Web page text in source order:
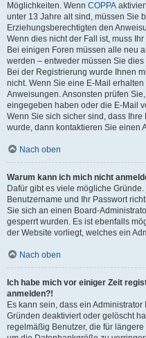
Möglichkeiten. Wenn COPPA
unter 13 Jahre alt sind, müssen Sie
Erziehungsberechtigten den
Wenn dies nicht der Fall ist, muss
Bei einigen Foren müssen alle neu
werden – entweder müssen Sie
Bei der Registrierung wurde Ihnen
nicht. Wenn Sie eine E-Mail
Anweisungen. Ansonsten prüfen
eingegeben haben oder die E-Mail
Wenn Sie sich sicher sind, dass
wurde, dann kontaktieren Sie einen
Nach oben
Warum kann ich mich nicht
Dafür gibt es viele mögliche
Benutzername und Ihr Passwort
Sie sich an einen Board-
gesperrt wurden. Es ist ebenfalls
der Website vorliegt, welches ein
Nach oben
Ich habe mich vor einiger Zeit
anmelden?!
Es kann sein, dass ein
Gründen deaktiviert oder gelöscht
regelmäßig Benutzer, die für